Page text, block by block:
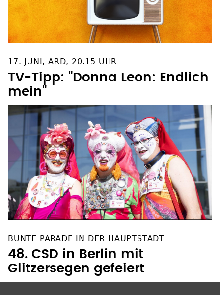
17. JUNI, ARD, 20.15 UHR
TV-Tipp: "Donna Leon: Endlich
mein"
BUNTE PARADE IN DER HAUPTSTADT
48. CSD in Berlin mit
Glitzersegen gefeiert